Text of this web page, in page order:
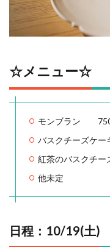
☆メニュー☆
モンブラン
バスクチーズケ
紅茶のバスクチ
他未定
日程：10/19(土)